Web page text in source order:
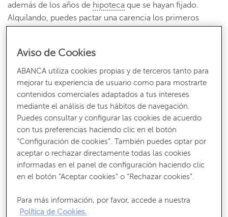
además de los años de hipoteca que se hayan fijado.
Alquilando, puedes pactar una carencia los primeros
contratos, los gastos de comunidad y los impuestos
como el Impuesto sobre Bienes Inmuebles (IBI) o la tasa
de basuras se repercuten al inquilino, lo que supone un
Pero, tal y como se encuentra el mercado inmobiliario
actual, invertir en la compra de locales comerciales
puede ser también una opción muy ventajosa. La crisis
económica ha dejado una enorme cantidad de inmuebles
otras ventajas a tener en cuenta:
Aviso de Cookies
ABANCA utiliza cookies propias y de terceros tanto para
mejorar tu experiencia de usuario como para mostrarte
contenidos comerciales adaptados a tus intereses
mediante el análisis de tus hábitos de navegación.
Puedes consultar y configurar las cookies de acuerdo
con tus preferencias haciendo clic en el botón
“Configuración de cookies”. También puedes optar por
aceptar o rechazar directamente todas las cookies
informadas en el panel de configuración haciendo clic
en el botón “Aceptar cookies” o “Rechazar cookies”.
Para más información, por favor, accede a nuestra
Política de Cookies.